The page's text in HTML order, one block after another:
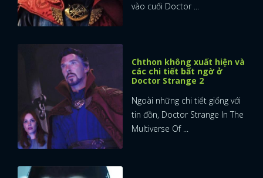
vào cuối Doctor ...
Chthon không xuất hiện và
các chi tiết bất ngờ ở
Doctor Strange 2
Ngoài những chi tiết giống với
tin đồn, Doctor Strange In The
Multiverse Of ...